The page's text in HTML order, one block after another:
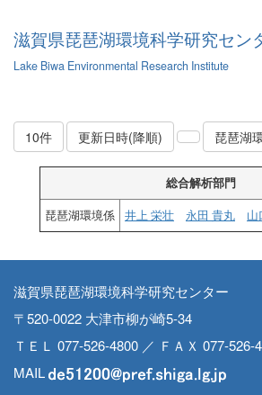
滋賀県琵琶湖環境科学研究セン
Lake Biwa Environmental Research Institute
10件 更新日時(降順) 琵琶湖
総合解析部門
琵琶湖環境係
井上 栄壮 永田 貴丸 山
滋賀県琵琶湖環境科学研究センター
〒520-0022 大津市柳が崎5-34
ＴＥＬ 077-526-4800 ／ ＦＡＸ 077-526-
MAIL